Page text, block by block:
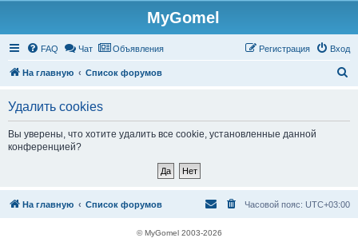
MyGomel
FAQ Чат Объявления Вход
Регистрация
На главную Список форумов
Удалить cookies
Вы уверены, что хотите удалить все cookie, установленные данной
конференцией?
На главную Список форумов Часовой пояс: UTC+03:00
© MyGomel 2003-2026